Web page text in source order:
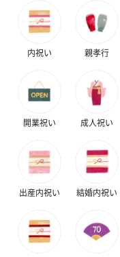
※9-15時にご注文いただ
も1日遅くなります。
シーズンブーケ（ひま
わり）（1,880円）
ドライフラワー・プ
内祝い 親孝行
開業祝い 成人祝い
出産内祝い 結婚内祝い